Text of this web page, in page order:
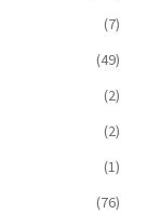
(7)
(49)
(2)
(2)
(1)
(76)